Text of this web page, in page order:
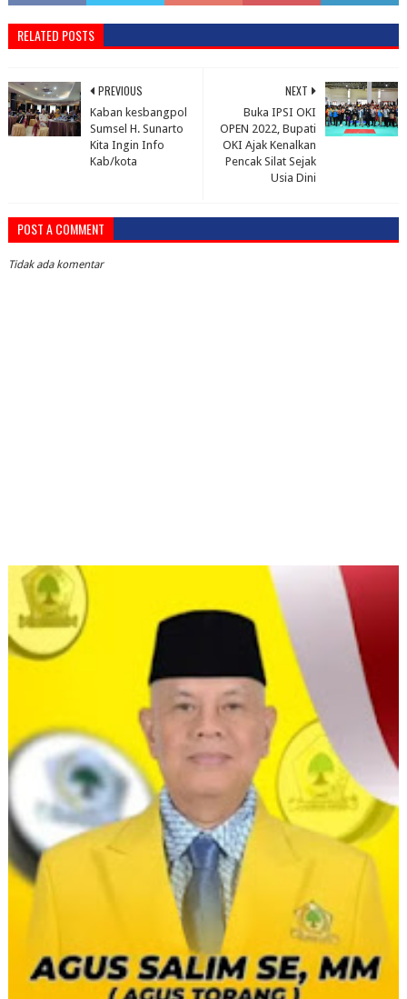
RELATED POSTS
NEXT
Buka IPSI OKI
OPEN 2022, Bupati
OKI Ajak Kenalkan
Pencak Silat Sejak
Usia Dini
PREVIOUS
Kaban kesbangpol
Sumsel H. Sunarto
Kita Ingin Info
Kab/kota
POST A COMMENT
Tidak ada komentar